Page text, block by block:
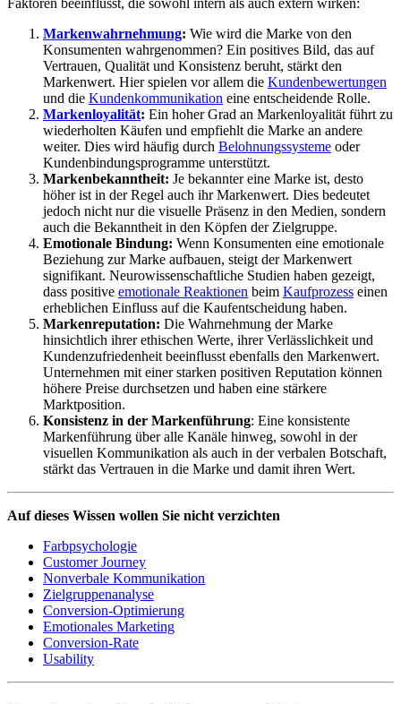
Faktoren beeinflusst, die sowohl intern als auch extern wirken:
Markenwahrnehmung: Wie wird die Marke von den
Konsumenten wahrgenommen? Ein positives Bild, das auf
Vertrauen, Qualität und Konsistenz beruht, stärkt den
Markenwert. Hier spielen vor allem die Kundenbewertungen
und die Kundenkommunikation eine entscheidende Rolle.
Markenloyalität: Ein hoher Grad an Markenloyalität führt zu
wiederholten Käufen und empfiehlt die Marke an andere
weiter. Dies wird häufig durch Belohnungssysteme oder
Kundenbindungsprogramme unterstützt.
Markenbekanntheit: Je bekannter eine Marke ist, desto
höher ist in der Regel auch ihr Markenwert. Dies bedeutet
jedoch nicht nur die visuelle Präsenz in den Medien, sondern
auch die Bekanntheit in den Köpfen der Zielgruppe.
Emotionale Bindung: Wenn Konsumenten eine emotionale
Beziehung zur Marke aufbauen, steigt der Markenwert
signifikant. Neurowissenschaftliche Studien haben gezeigt,
dass positive emotionale Reaktionen beim Kaufprozess einen
erheblichen Einfluss auf die Kaufentscheidung haben.
Markenreputation: Die Wahrnehmung der Marke
hinsichtlich ihrer ethischen Werte, ihrer Verlässlichkeit und
Kundenzufriedenheit beeinflusst ebenfalls den Markenwert.
Unternehmen mit einer starken positiven Reputation können
höhere Preise durchsetzen und haben eine stärkere
Marktposition.
Konsistenz in der Markenführung: Eine konsistente
Markenführung über alle Kanäle hinweg, sowohl in der
visuellen Kommunikation als auch in der verbalen Botschaft,
stärkt das Vertrauen in die Marke und damit ihren Wert.
Auf dieses Wissen wollen Sie nicht verzichten
Farbpsychologie
Customer Journey
Nonverbale Kommunikation
Zielgruppenanalyse
Conversion-Optimierung
Emotionales Marketing
Conversion-Rate
Usability